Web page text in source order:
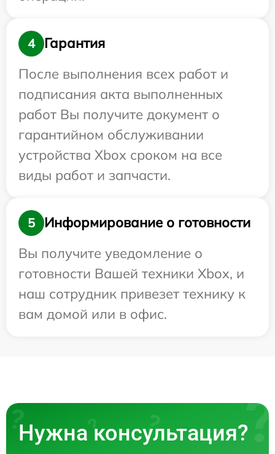
4
Гарантия
После выполнения всех работ и
подписания акта выполненных
работ Вы получите документ о
гарантийном обслуживании
устройства Xbox сроком на все
виды работ и запчасти.
5
Информирование о готовности
Вы получите уведомление о
готовности Вашей техники Xbox, и
наш сотрудник привезет технику к
вам домой или в офис.
Нужна консультация?